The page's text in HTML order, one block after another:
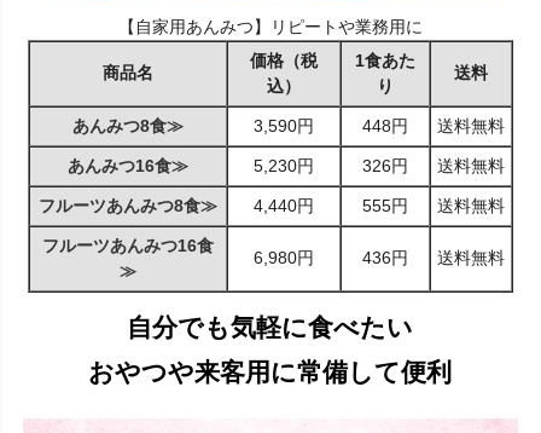
【自家用あんみつ】リピートや業務用に
商品名
価格（税
込）
1食あた
り
送料
あんみつ8食≫ 3,590円 448円 送料無料
あんみつ16食≫ 5,230円 326円 送料無料
フルーツあんみつ8食≫ 4,440円 555円 送料無料
フルーツあんみつ16食
≫
6,980円 436円 送料無料
自分でも気軽に食べたい
おやつや来客用に常備して便利